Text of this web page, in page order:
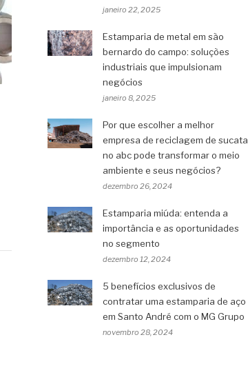
janeiro 22, 2025
Estamparia de metal em são
bernardo do campo: soluções
industriais que impulsionam
negócios
janeiro 8, 2025
Por que escolher a melhor
empresa de reciclagem de sucata
no abc pode transformar o meio
ambiente e seus negócios?
dezembro 26, 2024
Estamparia miúda: entenda a
importância e as oportunidades
no segmento
dezembro 12, 2024
5 benefícios exclusivos de
contratar uma estamparia de aço
em Santo André com o MG Grupo
novembro 28, 2024